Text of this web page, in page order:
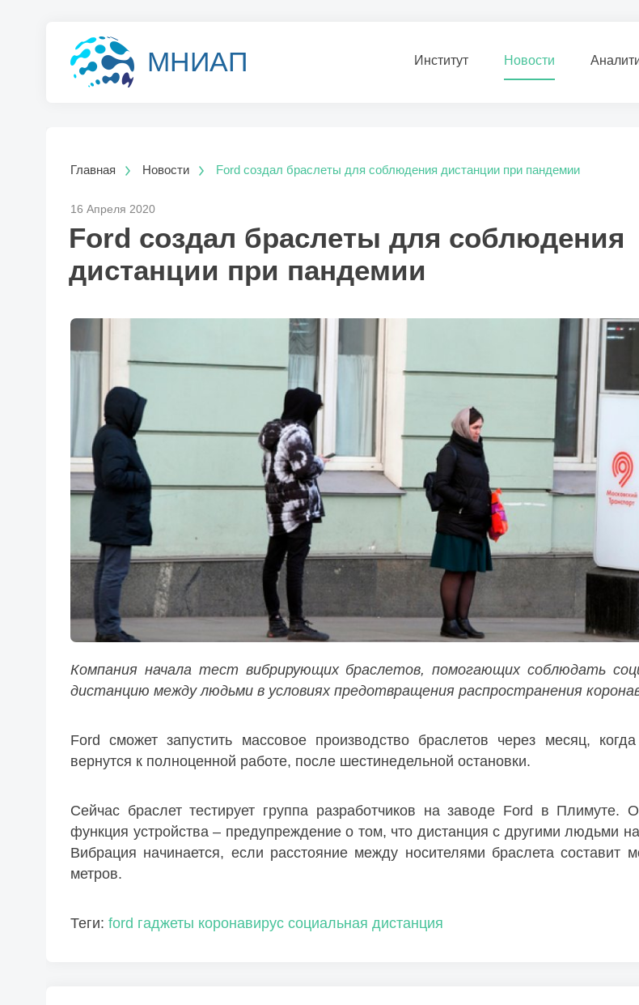
МНИАП Институт Новости
Главная Новости Ford создал браслеты для соблюдения дистанции при пандемии
16 Апреля 2020
Ford создал браслеты для соблюдения
дистанции при пандемии
Компания начала тест вибрирующих браслетов, помогающих соблюдать
дистанцию между людьми в условиях предотвращения распространения
Ford сможет запустить массовое производство браслетов через месяц,
вернутся к полноценной работе, после шестинедельной остановки.
Сейчас браслет тестирует группа разработчиков на заводе Ford в Плимуте.
функция устройства – предупреждение о том, что дистанция с другими людьми
Вибрация начинается, если расстояние между носителями браслета составит
метров.
Теги: ford гаджеты коронавирус социальная дистанция